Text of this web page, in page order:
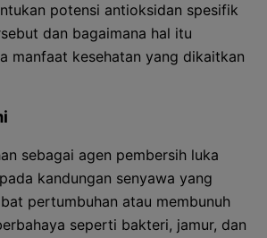
potensi antioksidan spesifik
dan bagaimana hal itu
manfaat kesehatan yang dikaitkan
sebagai agen pembersih luka
kandungan senyawa yang
pertumbuhan atau membunuh
seperti bakteri, jamur, dan